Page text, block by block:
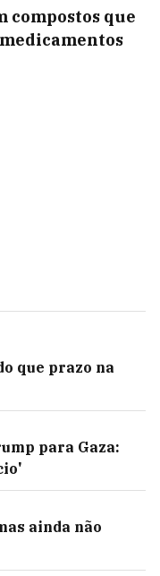
compostos que
que prazo na
para Gaza:
ainda não